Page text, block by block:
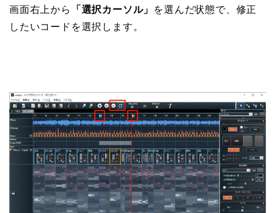
画面右上から 「選択カーソル」
を選んだ状態で、修正
したいコードを選択します。